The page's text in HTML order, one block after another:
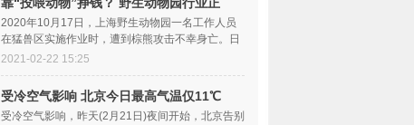
在“十字路
2020年10月17日，上海野生动物园一名工作人员
在猛兽区实施作业时，遭到棕熊攻击不幸身亡。日
前，这一事件调查结果公布，9名相关责任人被处
2021-02-22 15:25
受冷空气影响 北京今日最高气温仅11℃
受冷空气影响，昨天(2月21日)夜间开始，北京告别